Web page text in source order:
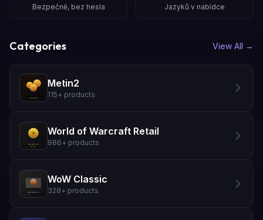
Bezpečně, bez hesla Jazyků v nabídce
Categories View All →
Metin2
115+ products
World of Warcraft Retail
986+ products
WoW Classic
328+ products